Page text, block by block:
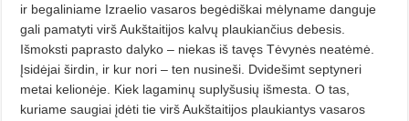
ir begaliniame Izraelio vasaros begėdiškai mėlyname danguje
gali pamatyti virš Aukštaitijos kalvų plaukiančius debesis.
Išmoksti paprasto dalyko – niekas iš tavęs Tėvynės neatėmė.
Įsidėjai širdin, ir kur nori – ten nusineši. Dvidešimt sep­tyneri
metai kelionėje. Kiek lagaminų suplyšusių išmesta. O tas,
kuriame saugiai įdėti tie virš Aukš­taitijos plaukiantys vasaros